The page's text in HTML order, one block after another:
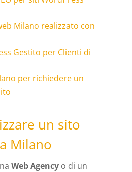
Milano realizzato con
Gestito per Clienti di
per richiedere un
un sito
Milano
Web Agencyo di un